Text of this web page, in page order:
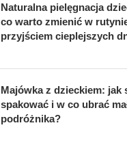
Naturalna pielęgnacja
co warto zmienić w
przyjściem cieplejszych
Majówka z dzieckiem: jak
spakować i w co ubrać
podróżnika?